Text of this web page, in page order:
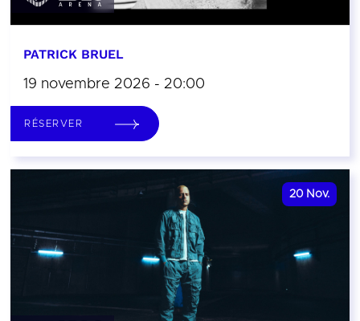
PATRICK BRUEL
19 novembre 2026 - 20:00
RÉSERVER
20 Nov.